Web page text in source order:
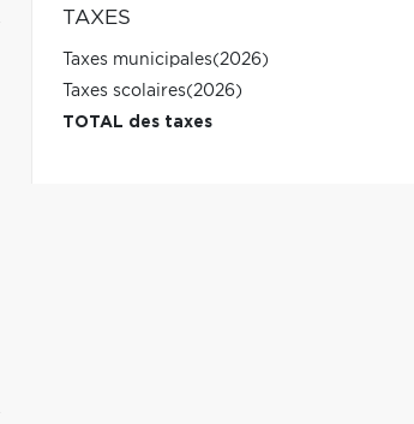
TAXES
Taxes municipales(2026)
Taxes scolaires(2026)
TOTAL des taxes